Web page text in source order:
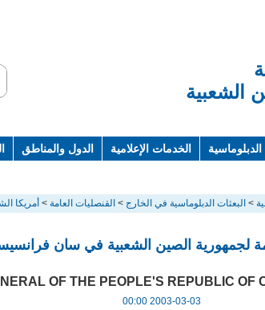
الشعبية
الدبلوماسية الخدمات الإعلامية الدول والمناطق
> البعثات الدبلوماسية في الخارج > القنصليات العامة > أمريكا
لجمهورية الصين الشعبية في سان
OF THE PEOPLE'S REPUBLIC OF
2003-03-03 00:00